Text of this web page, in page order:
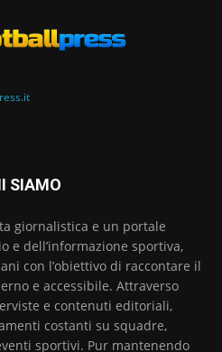
SIAMO
giornalistica e un portale
e dell’informazione sportiva,
con l’obiettivo di raccontare il
e accessibile. Attraverso
e contenuti editoriali,
costanti su squadre,
sportivi. Pur mantenendo